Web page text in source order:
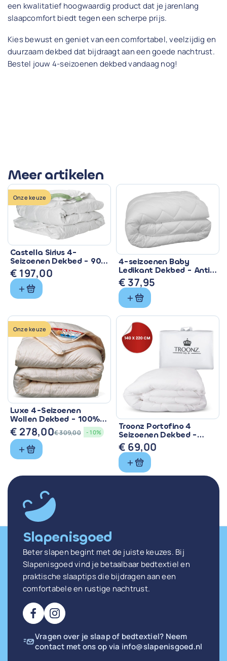
een kwalitatief hoogwaardig product dat je jarenlang
slaapcomfort biedt tegen een scherpe prijs.
Kies bewust en geniet van een comfortabel, veelzijdig en
duurzaam dekbed dat bijdraagt aan een goede nachtrust.
Bestel jouw 4-seizoenen dekbed vandaag nog!
Meer artikelen
Onze keuze
Castella Sirius 4-
Seizoenen Dekbed - 90%
Eendendons &
Ventilerend
€ 197,00
4-seizoenen Baby
Ledikant Dekbed - Anti
Allergisch & Wasbaar
€ 37,95
Onze keuze
Luxe 4-Seizoenen
Wollen Dekbed - 100%
Zuiver Scheerwol
€309,00
Oorspronkelijke
prijs
€ 309,00.
€ 278,00
Huidige
prijs
€ 278,00.
- 10%
Troonz Portofino 4
Seizoenen Dekbed -
Comfort voor Elk
Seizoen
€ 69,00
Slapenisgoed
Beter slapen begint met de juiste keuzes. Bij
Slapenisgoed vind je betaalbaar bedtextiel en
praktische slaaptips die bijdragen aan een
comfortabele en rustige nachtrust.
Vragen over je slaap of bedtextiel? Neem
contact met ons op via info@slapenisgoed.nl